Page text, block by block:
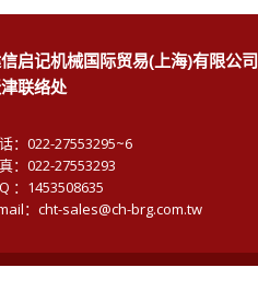
启记机械国际贸易(上海)有限公司
联络处
：022-27553295~6
：022-27553293
：1453508635
：cht-sales@ch-brg.com.tw